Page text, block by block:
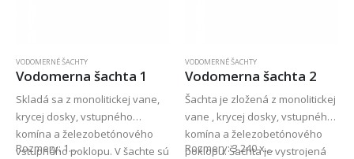
VODOMERNÉ ŠACHTY
Vodomerna šachta 1
Skladá sa z monolitickej vane,
krycej dosky, vstupného
komína a železobetónového
vstupného poklopu. V šachte sú
Rozmery: 1…
VODOMERNÉ ŠACHTY
Vodomerna šachta 2
Šachta je zložená z monolitickej
vane , krycej dosky, vstupného
komína a železobetónového
poklopu. Šachta je vystrojená
Rozmery: 3 240 x…